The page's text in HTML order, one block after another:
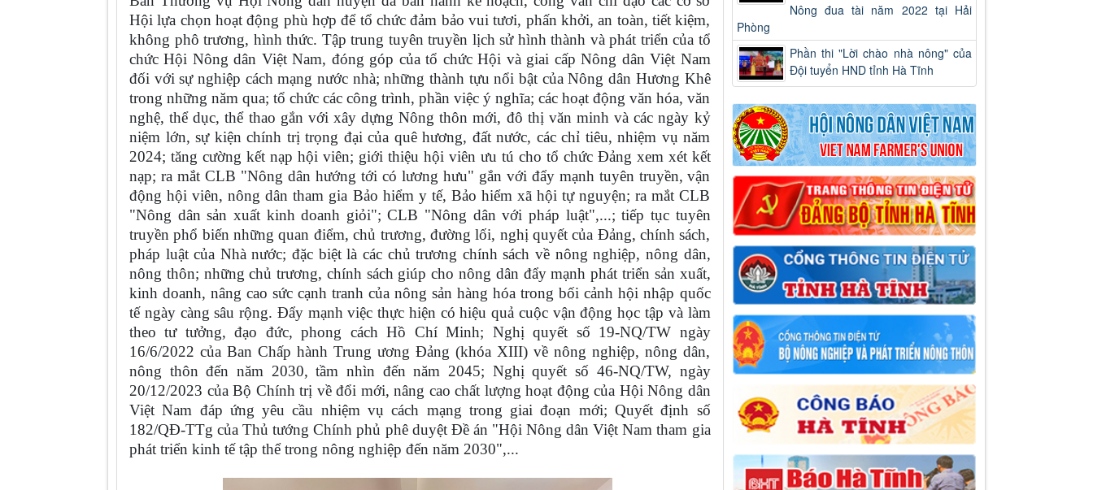
Hội lựa chọn hoạt động phù hợp để tổ chức đảm bảo vui tươi, phấn khởi, an toàn, tiết kiệm,
không phô trương, hình thức. Tập trung tuyên truyền lịch sử hình thành và phát triển của tổ
chức Hội Nông dân Việt Nam, đóng góp của tổ chức Hội và giai cấp Nông dân Việt Nam
đối với sự nghiệp cách mạng nước nhà; những thành tựu nổi bật của Nông dân Hương Khê
trong những năm qua; tổ chức các công trình, phần việc ý nghĩa; các hoạt động văn hóa, văn
nghệ, thể dục, thể thao gắn với xây dựng Nông thôn mới, đô thị văn minh và các ngày kỷ
niệm lớn, sự kiện chính trị trọng đại của quê hương, đất nước, các chỉ tiêu, nhiệm vụ năm
2024; tăng cường kết nạp hội viên; giới thiệu hội viên ưu tú cho tổ chức Đảng xem xét kết
nạp; ra mắt CLB "Nông dân hướng tới có lương hưu" gắn với đẩy mạnh tuyên truyền, vận
động hội viên, nông dân tham gia Bảo hiểm y tế, Bảo hiểm xã hội tự nguyện; ra mắt CLB
"Nông dân sản xuất kinh doanh giỏi"; CLB "Nông dân với pháp luật",...; tiếp tục tuyên
truyền phổ biến những quan điểm, chủ trương, đường lối, nghị quyết của Đảng, chính sách,
pháp luật của Nhà nước; đặc biệt là các chủ trương chính sách về nông nghiệp, nông dân,
nông thôn; những chủ trương, chính sách giúp cho nông dân đẩy mạnh phát triển sản xuất,
kinh doanh, nâng cao sức cạnh tranh của nông sản hàng hóa trong bối cảnh hội nhập quốc
tế ngày càng sâu rộng. Đẩy mạnh việc thực hiện có hiệu quả cuộc vận động học tập và làm
theo tư tưởng, đạo đức, phong cách Hồ Chí Minh; Nghị quyết số 19-NQ/TW ngày
16/6/2022 của Ban Chấp hành Trung ương Đảng (khóa XIII) về nông nghiệp, nông dân,
nông thôn đến năm 2030, tầm nhìn đến năm 2045; Nghị quyết số 46-NQ/TW, ngày
20/12/2023 của Bộ Chính trị về đổi mới, nâng cao chất lượng hoạt động của Hội Nông dân
Việt Nam đáp ứng yêu cầu nhiệm vụ cách mạng trong giai đoạn mới; Quyết định số
182/QĐ-TTg của Thủ tướng Chính phủ phê duyệt Đề án "Hội Nông dân Việt Nam tham gia
phát triển kinh tế tập thể trong nông nghiệp đến năm 2030",...
Nông đua tài năm 2022 tại Hải
Phòng
Phần thi "Lời chào nhà nông" của
Đội tuyển HND tỉnh Hà Tĩnh